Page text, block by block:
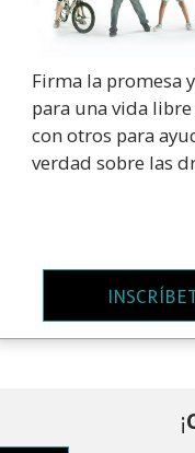
Firma la promesa
para una vida
con otros para
verdad sobre las
¡